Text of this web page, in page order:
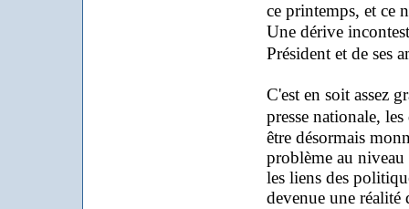
ce printemps, et ce
Une dérive
Président et de ses
C'est en soit assez
presse nationale,
être désormais
problème au
les liens des
devenue une réalité